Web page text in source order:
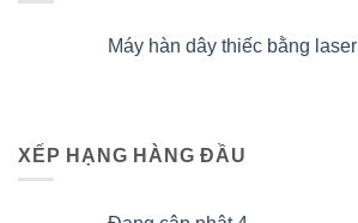
Máy hàn dây thiếc bằng laser
XẾP HẠNG HÀNG ĐẦU